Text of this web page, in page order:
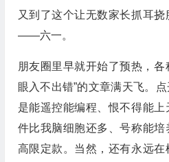
又到了这个让无数家长抓耳
——六一。
朋友圈里早就开始了预热，各
眼入不出错”的文章满天飞。
是能遥控能编程、恨不得能
件比我脑细胞还多、号称能
高限定款。当然，还有永远在